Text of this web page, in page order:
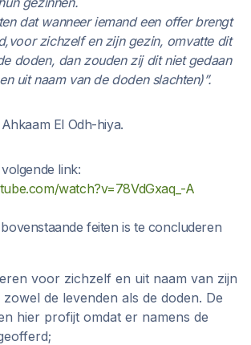
dat wanneer iemand een offer brengt
zichzelf en zijn gezin, omvatte dit
doden, dan zouden zij dit niet gedaan
uit naam van de doden slachten)”.
El Odh-hiya.
link:
watch?v=78VdGxaq_-A
feiten is te concluderen
voor zichzelf en uit naam van zijn
de levenden als de doden. De
hier profijt omdat er namens de